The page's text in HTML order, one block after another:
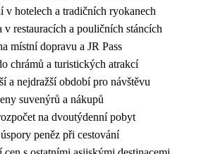
v hotelech a tradičních ryokanech
v restauracích a pouličních stáncích
místní dopravu a JR Pass
chrámů a turistických atrakcí
a nejdražší období pro návštěvu
suvenýrů a nákupů
na dvoutýdenní pobyt
peněz při cestování